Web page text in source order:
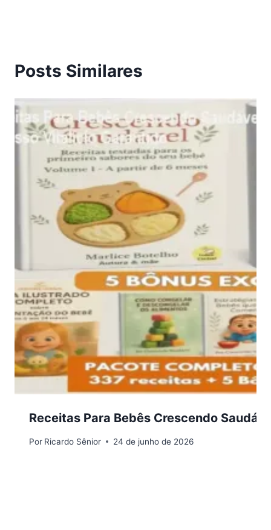
Posts Similares
Receitas Para Bebês Crescendo
Por Ricardo Sênior 24 de junho de 2026